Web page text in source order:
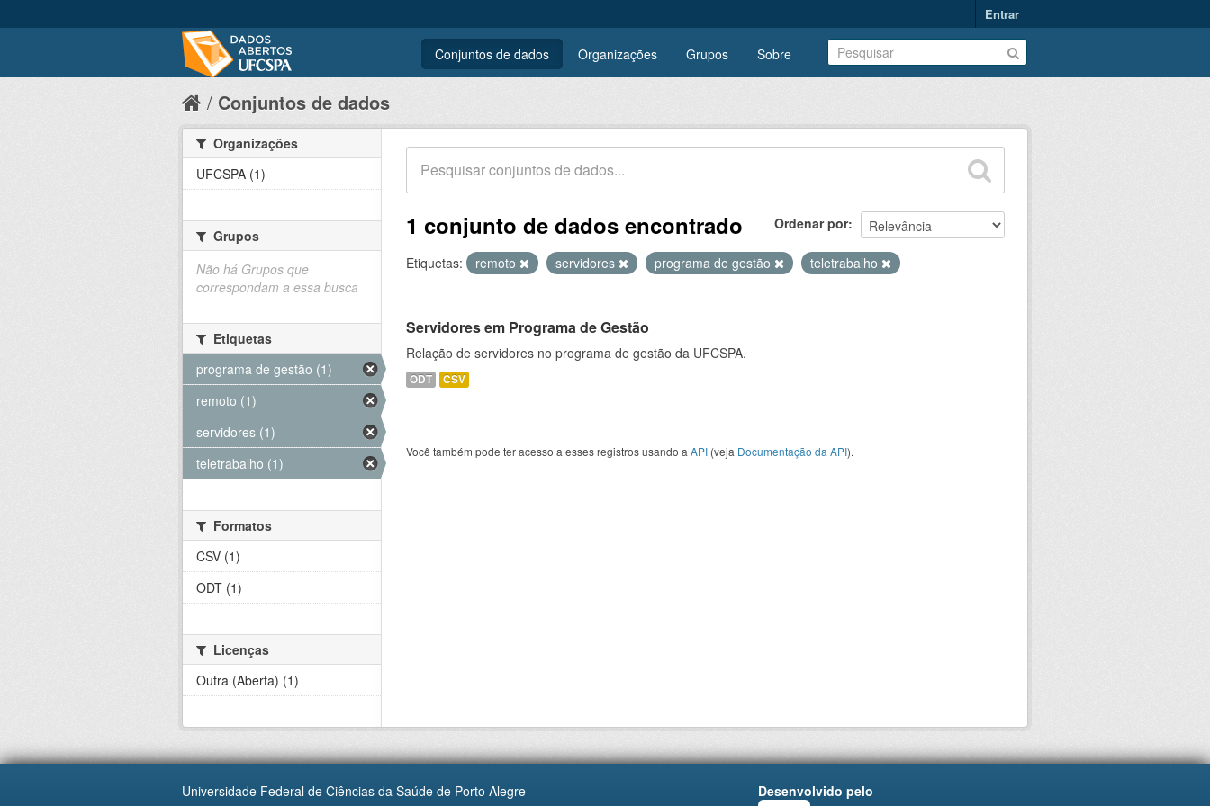
Entrar
Conjuntos de dados Organizações Grupos Sobre
Conjuntos de dados
Ordenar por
1 conjunto de dados encontrado
Etiquetas: remoto servidores programa de gestão teletrabalho
Servidores em Programa de Gestão
Relação de servidores no programa de gestão da UFCSPA.
ODT CSV
Você também pode ter acesso a esses registros usando a API (veja Documentação da API).
Organizações
UFCSPA (1)
Grupos
Não há Grupos que
correspondam a essa busca
Etiquetas
programa de gestão (1)
remoto (1)
servidores (1)
teletrabalho (1)
Formatos
CSV (1)
ODT (1)
Licenças
Outra (Aberta) (1)
Universidade Federal de Ciências da Saúde de Porto Alegre
Desenvolvido pelo